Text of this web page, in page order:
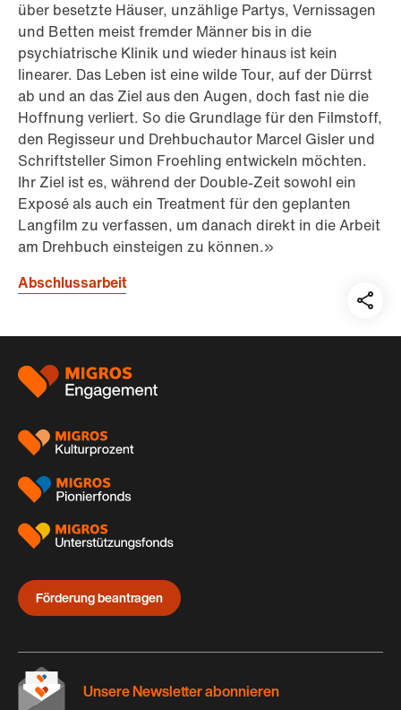
über besetzte Häuser, unzählige Partys, Vernissagen
und Betten meist fremder Männer bis in die
psychiatrische Klinik und wieder hinaus ist kein
linearer. Das Leben ist eine wilde Tour, auf der Dürrst
ab und an das Ziel aus den Augen, doch fast nie die
Hoffnung verliert. So die Grundlage für den Filmstoff,
den Regisseur und Drehbuchautor Marcel Gisler und
Schriftsteller Simon Froehling entwickeln möchten.
Ihr Ziel ist es, während der Double-Zeit sowohl ein
Exposé als auch ein Treatment für den geplanten
Langfilm zu verfassen, um danach direkt in die Arbeit
am Drehbuch einsteigen zu können.»
Abschlussarbeit
auf:
Footer
Förderung beantragen
Unsere Newsletter abonnieren